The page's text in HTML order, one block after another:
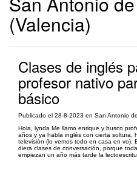
(Valencia)
Clases de inglés
profesor nativo
básico
Publicado el 28-8-2023 en San Antonio
Hola, lynda Me llamo enrique y busco
años y ya habla inglés con cierta soltura,
televisión (lo vemos todo en casa en vo).
diera clases de conversación, porque
empiezan un año más tarde la